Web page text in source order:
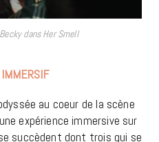
dans Her Smell
au coeur de la scène
expérience immersive sur
succèdent dont trois qui se